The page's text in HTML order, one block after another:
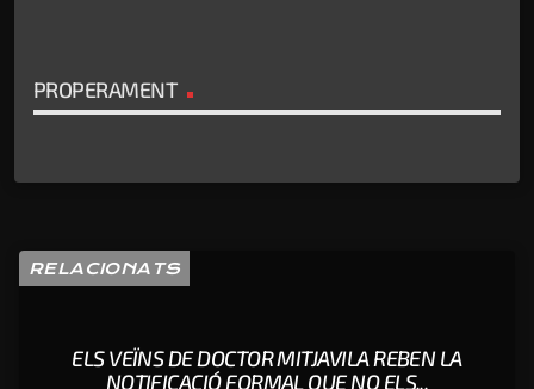
PROPERAMENT
RELACIONATS
ELS VEÏNS DE DOCTOR MITJAVILA REBEN LA
NOTIFICACIÓ FORMAL QUE NO ELS...